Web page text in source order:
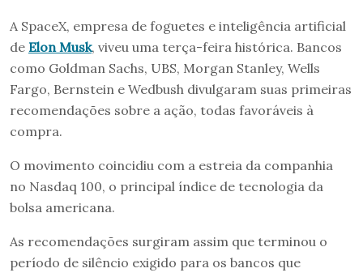
A SpaceX, empresa de foguetes e inteligência artificial
de Elon Musk, viveu uma terça-feira histórica. Bancos
como Goldman Sachs, UBS, Morgan Stanley, Wells
Fargo, Bernstein e Wedbush divulgaram suas primeiras
recomendações sobre a ação, todas favoráveis à
compra.
O movimento coincidiu com a estreia da companhia
no Nasdaq 100, o principal índice de tecnologia da
bolsa americana.
As recomendações surgiram assim que terminou o
período de silêncio exigido para os bancos que